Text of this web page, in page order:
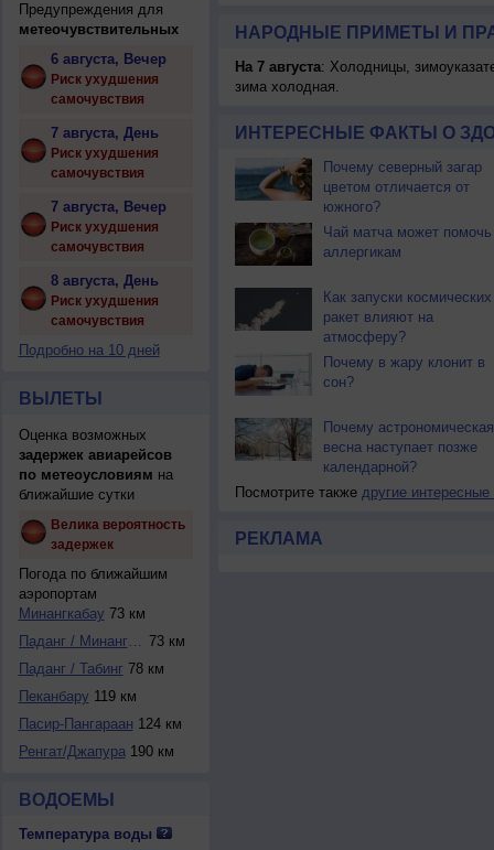
Предупреждения для
метеочувствительных
6 августа, Вечер
Риск ухудшения
самочувствия
7 августа, День
Риск ухудшения
самочувствия
7 августа, Вечер
Риск ухудшения
самочувствия
8 августа, День
Риск ухудшения
самочувствия
Подробно на 10 дней
ВЫЛЕТЫ
Оценка возможных
задержек авиарейсов
по метеоусловиям на
ближайшие сутки
Велика вероятность
задержек
Погода по ближайшим
аэропортам
Минангкабау 73 км
Паданг / Минангка... 73 км
Паданг / Табинг 78 км
Пеканбару 119 км
Пасир-Пангараан 124 км
Ренгат/Джапура190 км
ВОДОЕМЫ
Температура воды
НАРОДНЫЕ ПРИМЕТЫ И
На 7 августа: Холодницы,
зима холодная.
ИНТЕРЕСНЫЕ ФАКТЫ О
Почему северный загар
цветом отличается от
южного?
Чай матча может помочь
аллергикам
Как запуски космических
ракет влияют на
атмосферу?
Почему в жару клонит в
сон?
Почему астрономическая
весна наступает позже
календарной?
Посмотрите также другие интересные
РЕКЛАМА